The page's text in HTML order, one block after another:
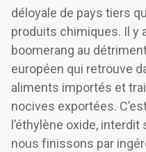
déloyale de pays tiers
produits chimiques. Il y
boomerang au
européen qui retrouve
aliments importés et
nocives exportées.
l’éthylène oxide,
nous finissons par